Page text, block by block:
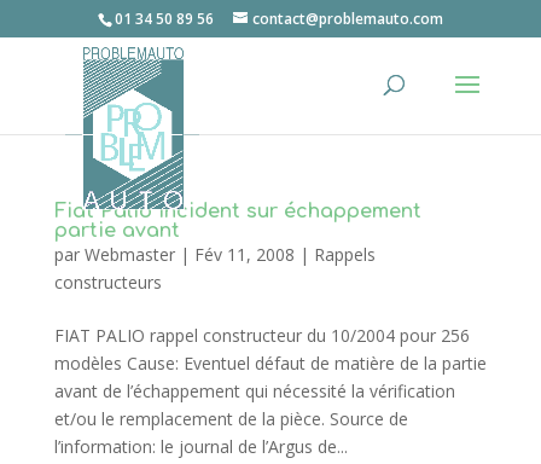
01 34 50 89 56 contact@problemauto.com
Fiat Palio incident sur échappement
partie avant
par Webmaster| Fév 11, 2008 | Rappels
constructeurs
FIAT PALIO rappel constructeur du 10/2004 pour 256
modèles Cause: Eventuel défaut de matière de la partie
avant de l’échappement qui nécessité la vérification
et/ou le remplacement de la pièce. Source de
l’information: le journal de l’Argus de...